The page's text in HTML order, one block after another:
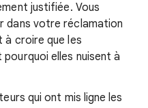
justifiée. Vous
dans votre réclamation
à croire que les
elles nuisent à
qui ont mis ligne les